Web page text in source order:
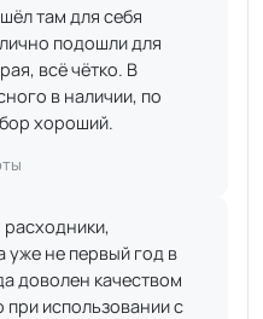
там для себя
подошли для
всё чётко. В
в наличии, по
хороший.
уже не первый год в
доволен качеством
при использовании с